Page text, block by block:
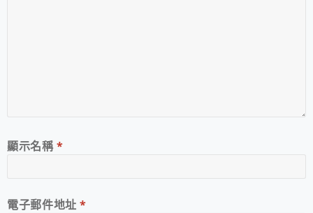
顯示名稱*
電子郵件地址*